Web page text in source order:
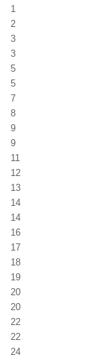
1
2
3
3
5
5
7
8
9
9
11
12
13
14
14
16
17
18
19
20
20
22
22
24